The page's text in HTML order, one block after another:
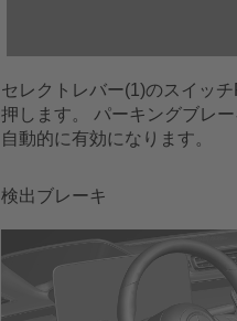
セレクトレバー(1)のスイッチ
押します。 パーキングブレー
自動的に有効になります。
検出ブレーキ